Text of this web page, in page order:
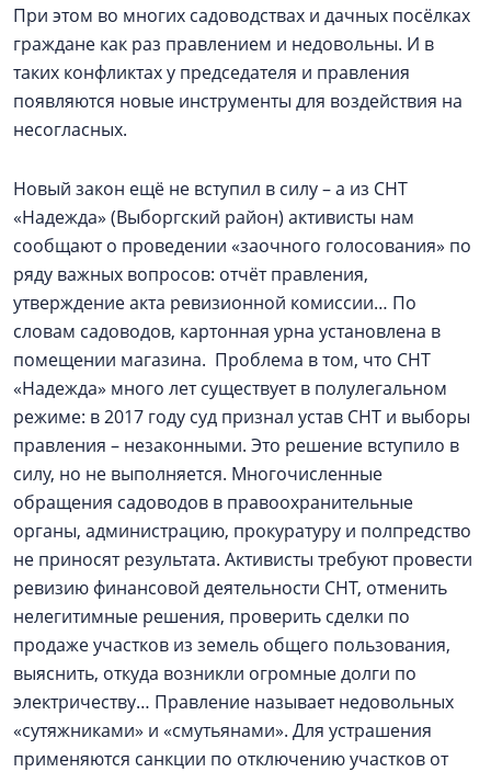
При этом во многих садоводствах и дачных посёлках
граждане как раз правлением и недовольны. И в
таких конфликтах у председателя и правления
появляются новые инструменты для воздействия на
несогласных.
Новый закон ещё не вступил в силу – а из СНТ
«Надежда» (Выборгский район) активисты нам
сообщают о проведении «заочного голосования» по
ряду важных вопросов: отчёт правления,
утверждение акта ревизионной комиссии… По
словам садоводов, картонная урна установлена в
помещении магазина. Проблема в том, что СНТ
«Надежда» много лет существует в полулегальном
режиме: в 2017 году суд признал устав СНТ и выборы
правления – незаконными. Это решение вступило в
силу, но не выполняется. Многочисленные
обращения садоводов в правоохранительные
органы, администрацию, прокуратуру и полпредство
не приносят результата. Активисты требуют провести
ревизию финансовой деятельности СНТ, отменить
нелегитимные решения, проверить сделки по
продаже участков из земель общего пользования,
выяснить, откуда возникли огромные долги по
электричеству… Правление называет недовольных
«сутяжниками» и «смутьянами». Для устрашения
применяются санкции по отключению участков от